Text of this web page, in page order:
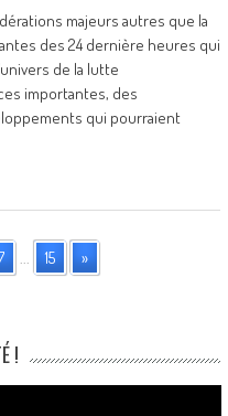
majeurs autres que la
des 24 dernière heures qui
de la lutte
importantes, des
qui pourraient
... 15 »
!